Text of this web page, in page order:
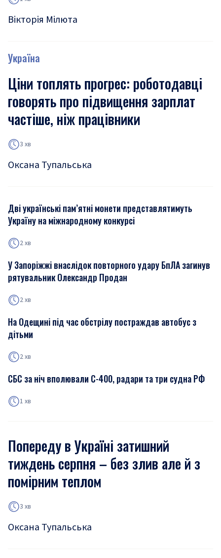
Вікторія Мілюта
Україна
Ціни топлять прогрес: роботодавці
говорять про підвищення зарплат
частіше, ніж працівники
3 хв
Оксана Тупальська
Дві українські пам’ятні монети представлятимуть
Україну на міжнародному конкурсі
2 хв
У Запоріжжі внаслідок повторного удару БпЛА загинув
рятувальник Олександр Продан
2 хв
На Одещині під час обстрілу постраждав автобус з
дітьми
2 хв
СБС за ніч вполювали С-400, радари та три судна РФ
1 хв
Попереду в Україні затишний
тиждень серпня – без злив але й з
помірним теплом
3 хв
Оксана Тупальська